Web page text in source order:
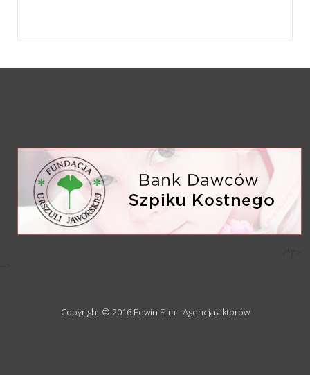
Copyright © 2016 Edwin Film - Agencja aktorów